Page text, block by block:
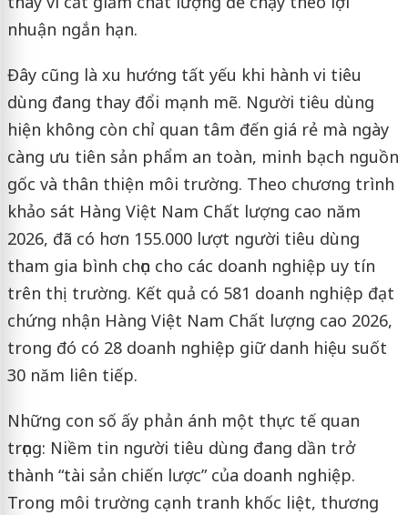
nhuận ngắn hạn.
Đây cũng là xu hướng tất yếu khi hành vi tiêu
dùng đang thay đổi mạnh mẽ. Người tiêu dùng
hiện không còn chỉ quan tâm đến giá rẻ mà ngày
càng ưu tiên sản phẩm an toàn, minh bạch nguồn
gốc và thân thiện môi trường. Theo chương trình
khảo sát Hàng Việt Nam Chất lượng cao năm
2026, đã có hơn 155.000 lượt người tiêu dùng
tham gia bình chọn cho các doanh nghiệp uy tín
trên thị trường. Kết quả có 581 doanh nghiệp đạt
chứng nhận Hàng Việt Nam Chất lượng cao 2026,
trong đó có 28 doanh nghiệp giữ danh hiệu suốt
30 năm liên tiếp.
Những con số ấy phản ánh một thực tế quan
trọng: Niềm tin người tiêu dùng đang dần trở
thành “tài sản chiến lược” của doanh nghiệp.
Trong môi trường cạnh tranh khốc liệt, thương